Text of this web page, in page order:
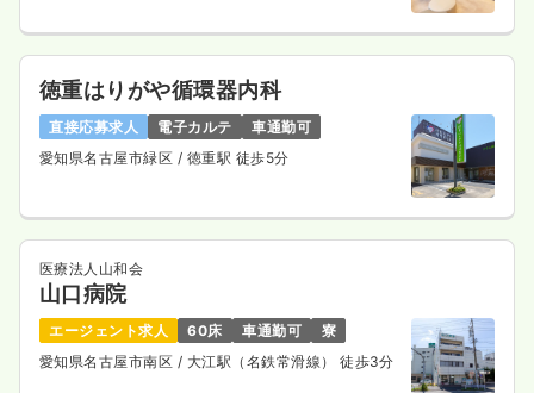
徳重はりがや循環器内科
直接応募求人 電子カルテ
車通勤可
愛知県名古屋市緑区 / 徳重駅 徒歩5分
医療法人山和会
山口病院
エージェント求人 60床 車通勤可
寮
愛知県名古屋市南区 / 大江駅（名鉄常滑線） 徒歩3分